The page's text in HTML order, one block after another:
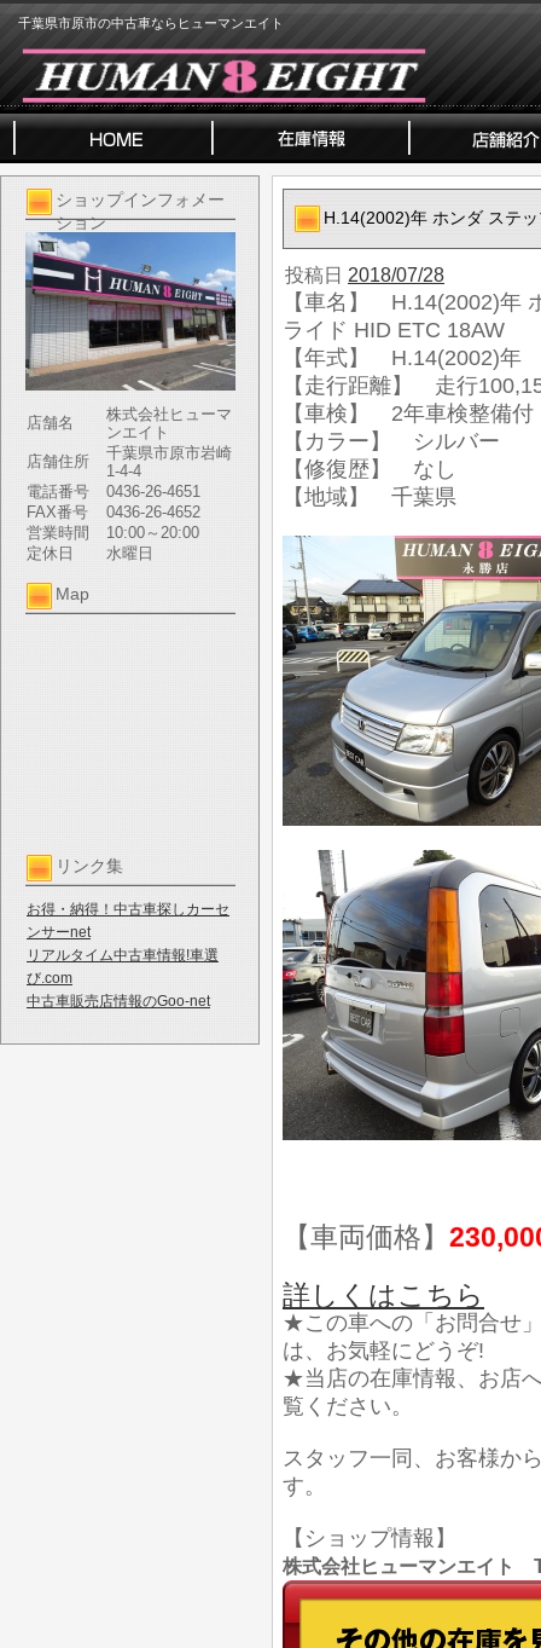
千葉県市原市の中古車ならヒューマンエイト
ショップインフォメー
ション
店舗名
株式会社ヒューマ
ンエイト
店舗住所
千葉県市原市岩崎
1-4-4
電話番号
0436-26-4651
FAX番号
0436-26-4652
営業時間
10:00～20:00
定休日
水曜日
Map
リンク集
お得・納得！中古車探しカーセ
ンサーnet
リアルタイム中古車情報!車選
び.com
中古車販売店情報のGoo-net
H.14(2002)年 ホンダ ステ
投稿日 2018/07/28
【車名】 H.14(2002)年
ライド HID ETC 18AW
【年式】 H.14(2002)年
【走行距離】 走行
【車検】 2年車検整備付
【カラー】 シルバー
【修復歴】 なし
【地域】 千葉県
【車両価格】
詳しくはこちら
★この車への「お問合せ
は、お気軽にどうぞ!
★当店の在庫情報、お店
覧ください。
スタッフ一同、お客様か
す。
【ショップ情報】
株式会社ヒューマンエイト